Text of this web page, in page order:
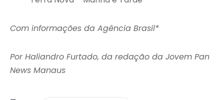
Com informações da Agência Brasil*
Por Haliandro Furtado, da redação da Jovem Pan
News Manaus